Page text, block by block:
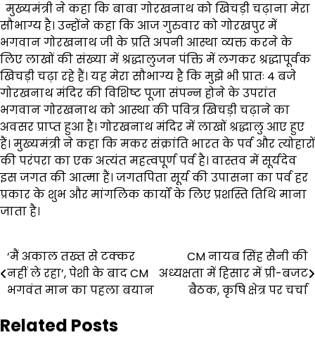
मुख्यमंत्री ने कहा कि बाबा गोरखनाथ को खिचड़ी चढ़ाना मेरा
सौभाग्य है। उन्होंने कहा कि आज गुरुवार को गोरखपुर में
भगवान गोरखनाथ जी के प्रति अपनी आस्था व्यक्त करने के
लिए लाखों की संख्या में श्रद्धालुजन पंक्ति में लगकर श्रद्धापूर्वक
खिचड़ी चढ़ा रहे हैं। यह मेरा सौभाग्य है कि मुझे भी प्रातः 4 बजे
गोरखनाथ मंदिर की विशिष्ट पूजा संपन्न होने के उपरांत
भगवान गोरखनाथ को आस्था की पवित्र खिचड़ी चढ़ाने का
अवसर प्राप्त हुआ है। गोरखनाथ मंदिर में लाखों श्रद्धालु आए हुए
हैं। मुख्यमंत्री ने कहा कि मकर संक्रांति भारत के पर्व और त्योहारों
की परंपरा का एक अत्यंत महत्वपूर्ण पर्व है। वास्तव में सूर्यदेव
इस जगत की आत्मा हैं। जगतपिता सूर्य की उपासना का पर्व हर
प्रकार के शुभ और मांगलिक कार्यों के लिए प्रशस्ति तिथि माना
जाता है।
Post
navigation
‘मैं अकाल तख्त से टक्कर
नहीं ले रहा’, पेशी के बाद CM
भगवंत मान का पहला बयान
CM नायब सिंह सैनी की
अध्यक्षता में हिसार में प्री-बजट
बैठक, कृषि क्षेत्र पर चर्चा
Related Posts